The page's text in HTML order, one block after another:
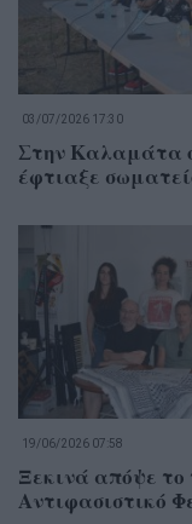
03/07/2026 17:30
Στην Καλαμάτα
έφτιαξε
19/06/2026 07:58
Ξεκινά απόψε το
Αντιφασιστικό